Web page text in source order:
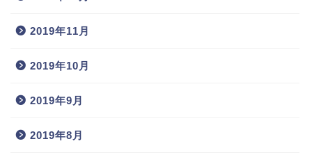
2019年11月
2019年10月
2019年9月
2019年8月